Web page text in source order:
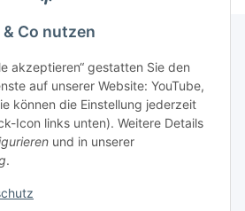
Co nutzen
akzeptieren“ gestatten Sie den
auf unserer Website: YouTube,
können die Einstellung jederzeit
Icon links unten). Weitere Details
und in unserer
.